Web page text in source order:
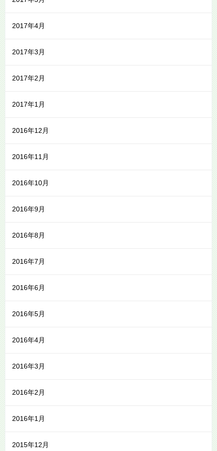
2017年4月
2017年3月
2017年2月
2017年1月
2016年12月
2016年11月
2016年10月
2016年9月
2016年8月
2016年7月
2016年6月
2016年5月
2016年4月
2016年3月
2016年2月
2016年1月
2015年12月